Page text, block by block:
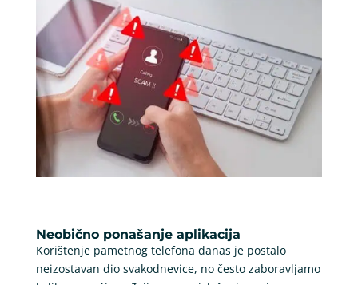
Neobično ponašanje aplikacija
Korištenje pametnog telefona danas je postalo
neizostavan dio svakodnevice, no često zaboravljamo